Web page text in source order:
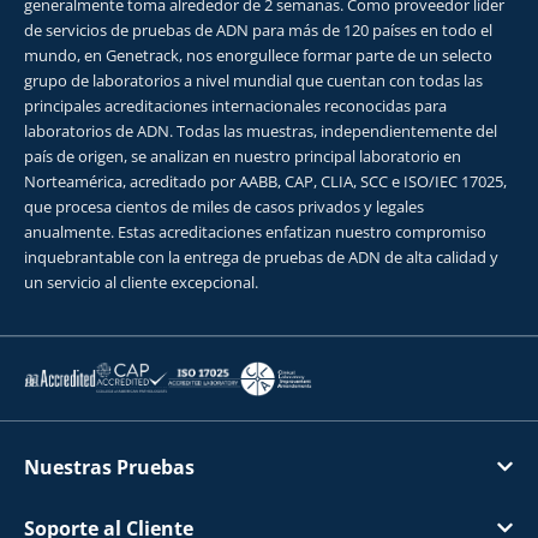
generalmente toma alrededor de 2 semanas. Como proveedor líder
de servicios de pruebas de ADN para más de 120 países en todo el
mundo, en Genetrack, nos enorgullece formar parte de un selecto
grupo de laboratorios a nivel mundial que cuentan con todas las
principales acreditaciones internacionales reconocidas para
laboratorios de ADN. Todas las muestras, independientemente del
país de origen, se analizan en nuestro principal laboratorio en
Norteamérica, acreditado por AABB, CAP, CLIA, SCC e ISO/IEC 17025,
que procesa cientos de miles de casos privados y legales
anualmente. Estas acreditaciones enfatizan nuestro compromiso
inquebrantable con la entrega de pruebas de ADN de alta calidad y
un servicio al cliente excepcional.
Nuestras Pruebas
Soporte al Cliente